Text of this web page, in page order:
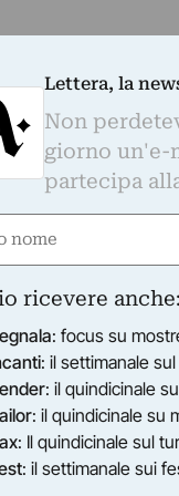
DI TEOLOGIA
Luini -
Wheel Club
di Maria
Milano (MI) 20/06/2012
Lettera, la
Non
giorno un'e-
partecipa
ricevere anche:
: focus su
: il settimanale
: il quindicinale
: il quindicinale su
: Il quindicinale sul
: il settimanale sui